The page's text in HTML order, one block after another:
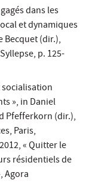
dans les
et dynamiques
Becquet (dir.),
p. 125-
socialisation
», in Daniel
Pfefferkorn (dir.),
, Paris,
« Quitter le
résidentiels de
Agora